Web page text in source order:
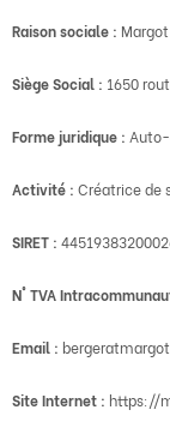
Raison sociale :
Siège Social : 1650
Forme juridique :
Activité : Créatrice de
SIRET :
N° TVA
Email :
Site Internet : https://